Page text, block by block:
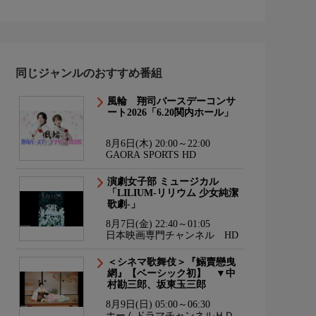
同じジャンルのおすすめ番組
風輪 翔司バースデーコンサ
ート2026「6.20関内ホール」
8月6日(木) 20:00～22:00
GAORA SPORTS HD
演劇女子部 ミュージカル
「LILIUM-リリウム 少女純潔
歌劇-」
8月7日(金) 22:40～01:05
日本映画専門チャンネル HD
＜シネマ歌舞伎＞『鰯賣戀曳
網』【ベーシック初】 ▼中
村勘三郎、坂東玉三郎
8月9日(日) 05:00～06:30